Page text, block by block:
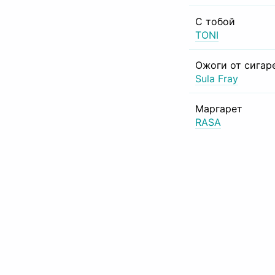
С тобой
TONI
Ожоги от
Sula Fray
Маргарет
RASA